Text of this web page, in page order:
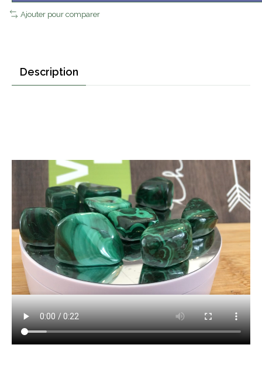
Ajouter pour comparer
Description